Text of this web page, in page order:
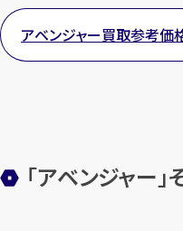
まずはお
メ
アベンジャー買取参考価
「アベンジャー